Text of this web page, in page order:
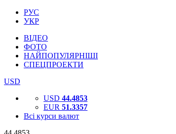
РУС
УКР
ВІДЕО
ФОТО
НАЙПОПУЛЯРНІШІ
СПЕЦПРОЕКТИ
USD
USD 44.4853
EUR 51.3357
Всі курси валют